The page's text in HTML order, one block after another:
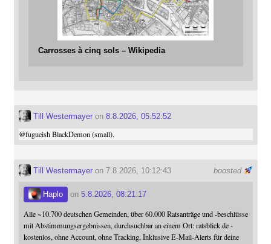
Carrosses à cinq sols – Wikipedia
Till Westermayeron 8.8.2026, 05:52:52
@fugueishBlackDemon (small).
boosted
Till Westermayeron 7.8.2026, 10:12:43
Haplo on 5.8.2026, 08:21:17
Alle ~10.700 deutschen Gemeinden, über 60.000 Ratsanträge und -beschlüsse
mit Abstimmungsergebnissen, durchsuchbar an einem Ort: ratsblick.de -
kostenlos, ohne Account, ohne Tracking, Inklusive E-Mail-Alerts für deine